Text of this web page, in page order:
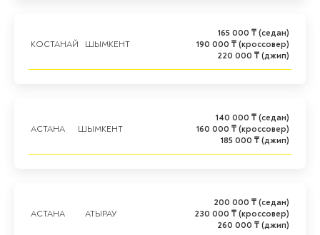
КОСТАНАЙ ШЫМКЕНТ
165 000 ₸ (седан)
190 000 ₸ (кроссовер)
220 000 ₸ (джип)
АСТАНА ШЫМКЕНТ
140 000 ₸ (седан)
160 000 ₸ (кроссовер)
185 000 ₸ (джип)
АСТАНА АТЫРАУ
200 000 ₸ (седан)
230 000 ₸ (кроссовер)
260 000 ₸ (джип)